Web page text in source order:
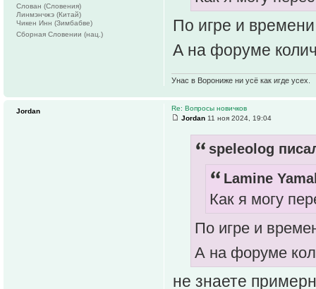
По игре и
А на форуме
Унас в Ворониже ни усё как игде усех.
Слован (Словения)
Линмэнчжэ (Китай)
Чикен Инн (Зимбабве)
Сборная Словении (нац.)
Re: Вопросы новичков
Jordan 11 ноя 2024, 19:04
speleolog
Lamine
Как я могу
По игре и
А на форуме
не знаете
Jordan